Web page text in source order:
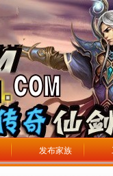
发布家族